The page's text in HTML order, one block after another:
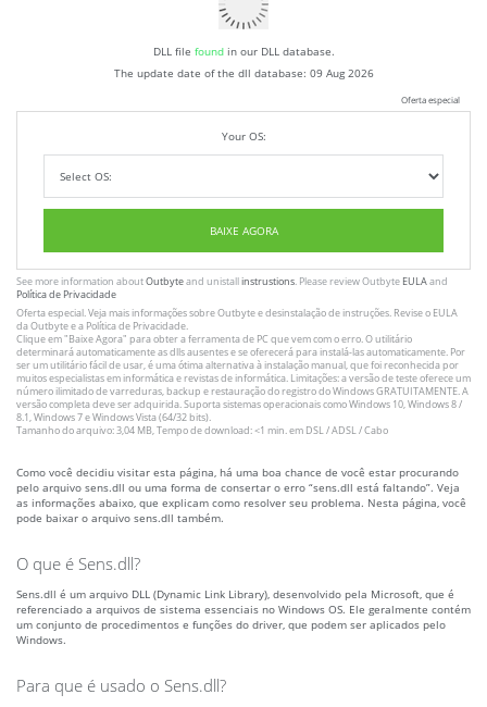
DLL file foundin our DLL database.
The update date of the dll database: 09 Aug 2026
Oferta especial
Your OS:
BAIXE AGORA
See more information aboutOutbyteand unistallinstrustions. Please review Outbyte EULAand
Política de Privacidade
Oferta especial. Veja mais informações sobreOutbytee desinstalaçãode instruções. Revise o EULA
da Outbyte e a Política de Privacidade.
Clique em"Baixe Agora" para obter a ferramenta de PC que vem com o erro. O utilitário
determinará automaticamente as dlls ausentes e se oferecerá para instalá-las automaticamente. Por
ser um utilitário fácil de usar, é uma ótima alternativa à instalação manual, que foi reconhecida por
muitos especialistas em informática e revistas de informática. Limitações: a versão de teste oferece um
número ilimitado de varreduras, backup e restauração do registro do Windows GRATUITAMENTE. A
versão completa deve ser adquirida. Suporta sistemas operacionais como Windows 10, Windows 8 /
8.1, Windows 7 e Windows Vista (64/32 bits).
Tamanho do arquivo: 3,04 MB, Tempo de download: <1 min. em DSL / ADSL / Cabo
Como você decidiu visitar esta página, há uma boa chance de você estar procurando
pelo arquivo sens.dll ou uma forma de consertar o erro “sens.dll está faltando”. Veja
as informações abaixo, que explicam como resolver seu problema. Nesta página, você
pode baixar o arquivo sens.dll também.
O que é Sens.dll?
Sens.dll é um arquivo DLL (Dynamic Link Library), desenvolvido pela Microsoft, que é
referenciado a arquivos de sistema essenciais no Windows OS. Ele geralmente contém
um conjunto de procedimentos e funções do driver, que podem ser aplicados pelo
Windows.
Para que é usado o Sens.dll?